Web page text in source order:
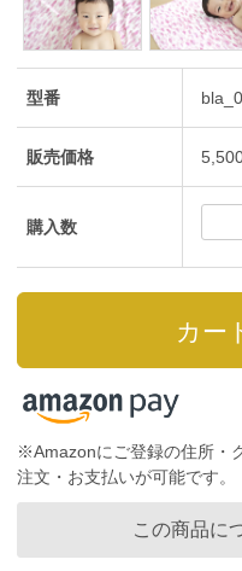
型番
販売価格
購入数
※Amazonにご登録の住所・
注文・お支払いが可能です。
この商品に